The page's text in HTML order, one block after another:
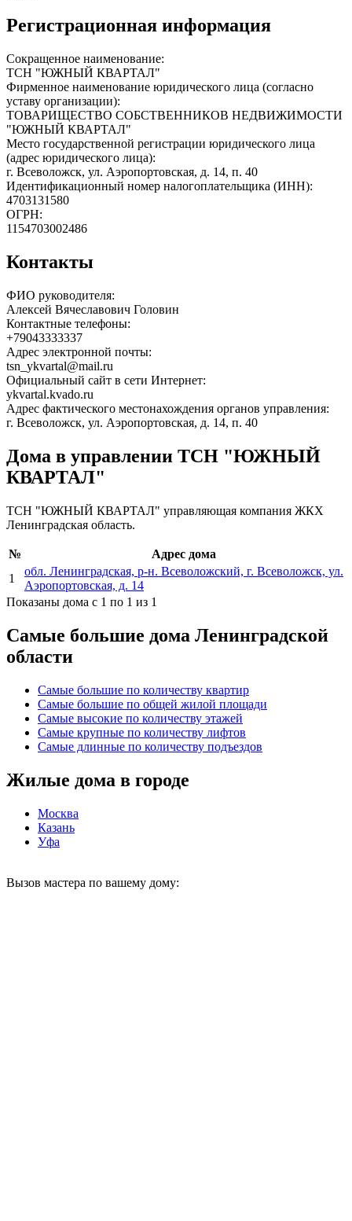
Регистрационная информация
Сокращенное наименование:
ТСН "ЮЖНЫЙ КВАРТАЛ"
Фирменное наименование юридического лица (согласно
уставу организации):
ТОВАРИЩЕСТВО СОБСТВЕННИКОВ НЕДВИЖИМОСТИ
"ЮЖНЫЙ КВАРТАЛ"
Место государственной регистрации юридического лица
(адрес юридического лица):
г. Всеволожск, ул. Аэропортовская, д. 14, п. 40
Идентификационный номер налогоплательщика (ИНН):
4703131580
ОГРН:
1154703002486
Контакты
ФИО руководителя:
Алексей Вячеславович Головин
Контактные телефоны:
+79043333337
Адрес электронной почты:
tsn_ykvartal@mail.ru
Официальный сайт в сети Интернет:
ykvartal.kvado.ru
Адрес фактического местонахождения органов управления:
г. Всеволожск, ул. Аэропортовская, д. 14, п. 40
Дома в управлении ТСН "ЮЖНЫЙ
КВАРТАЛ"
ТСН "ЮЖНЫЙ КВАРТАЛ" управляющая компания ЖКХ
Ленинградская область.
№
Адрес дома
1
обл. Ленинградская, р-н. Всеволожский, г. Всеволожск, ул.
Аэропортовская, д. 14
Показаны дома с 1 по 1 из 1
Самые большие дома Ленинградской
области
Самые большие по количеству квартир
Самые большие по общей жилой площади
Самые высокие по количеству этажей
Самые крупные по количеству лифтов
Самые длинные по количеству подъездов
Жилые дома в городе
Москва
Казань
Уфа
Вызов мастера по вашему дому: